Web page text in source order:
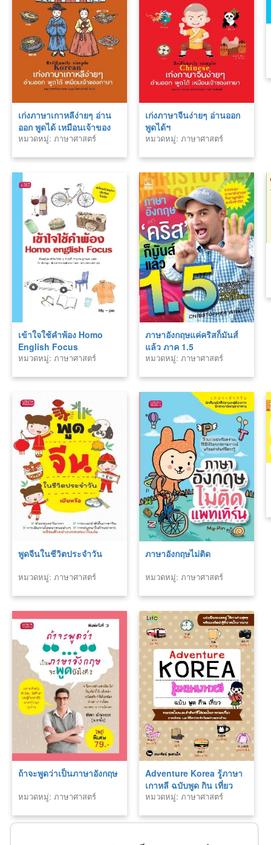
เก่งภาษาเกาหลีง่ายๆ อ่าน
ออก พูดได้ เหมือนเจ้าของ
ภาษา
หมวดหมู่: ภาษาศาสตร์
เก่งภาษาจีนง่ายๆ อ่านออก
พูดได้ฯ
หมวดหมู่: ภาษาศาสตร์
เข้าใจใช้คำพ้อง Homo
English Focus
หมวดหมู่: ภาษาศาสตร์
ภาษาอังกฤษแค่คริสก็มันส์
แล้ว ภาค 1.5
หมวดหมู่: ภาษาศาสตร์
พูดจีนในชีวิตประจำวัน
หมวดหมู่: ภาษาศาสตร์
ภาษาอังกฤษไม่ติด
หมวดหมู่: ภาษาศาสตร์
ถ้าจะพูดว่าเป็นภาษาอังกฤษ
หมวดหมู่: ภาษาศาสตร์
Adventure Korea รู้ภาษา
เกาหลี ฉบับพูด กิน เที่ยว
หมวดหมู่: ภาษาศาสตร์